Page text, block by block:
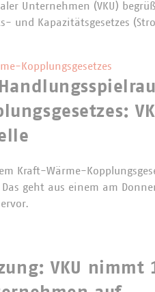
Unternehmen (VKU)
und Kapazitätsgesetzes
Kopplungsgesetzes
Kraft-Wärme-
geht aus einem am
VKU nimmt